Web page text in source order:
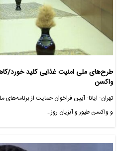
طرح‌های ملی امنیت غذایی کلید خورد/
واکسن
تهران- ایانا- آیین فراخوان حمایت از برنامه‌های
و واکسن طیور و آبزیان روز…